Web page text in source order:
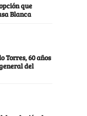
que
Blanca
Torres, 60 años
del